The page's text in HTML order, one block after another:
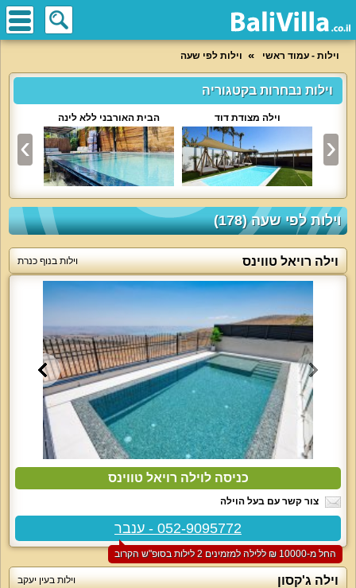
וילות - עמוד ראשי וילות לפי שעה
וילות נבחרות בקטגוריה
וילה מצודת דוד הבית האורבני ללא לינה
וילות לפי שעה (178)
וילה רויאל טווינס וילות בנוף כנרת
כניסה לוילה רויאל טווינס
צור קשר עם בעל הוילה
052-9095772 - ענבר
החל מ-‏10000 ₪ ללילה למזמינים 2 לילות בסופ"ש הקרוב
וילה ג'קסון וילות בעין יעקב